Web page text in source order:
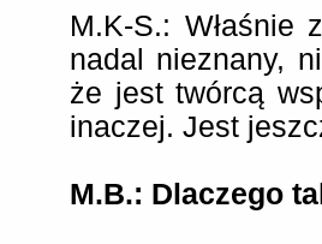
M.K-S.: Właśnie
nadal nieznany,
że jest twórcą
inaczej. Jest
M.B.: Dlaczego